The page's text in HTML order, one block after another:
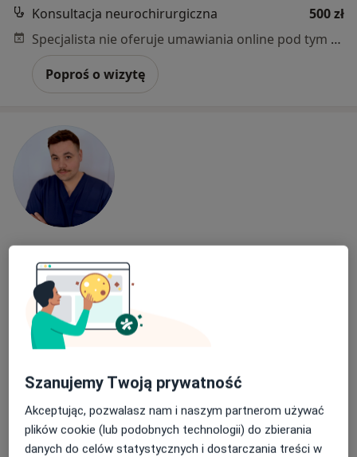
Konsultacja neurochirurgiczna
500 zł
Specjalista nie oferuje umawiania online pod tym adresem.
Poproś o wizytę
lek. Jan Czauderna
W trakcie specjalizacji (Neurochirurg)
6 opinii
Adres 1
Stanisława Wyspiańskiego 25, Gdańsk
Konsultacja neurochirurgiczna
270 zł
Szanujemy Twoją prywatność
Akceptując, pozwalasz nam i naszym partnerom używać
plików cookie (lub podobnych technologii) do zbierania
danych do celów statystycznych i dostarczania treści w